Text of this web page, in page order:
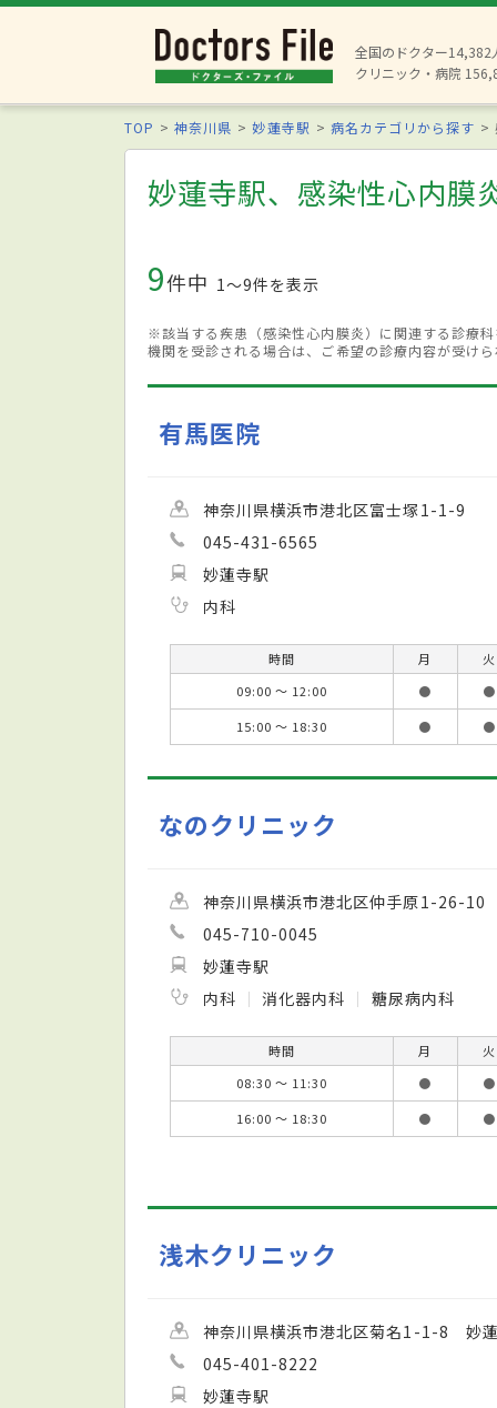
全国のドクター14,382
クリニック・病院
TOP 神奈川県 妙蓮寺駅 病名カテゴリから探す
妙蓮寺駅、感染性心内膜
9件中 1〜9件を表示
※該当する疾患（感染性心内膜炎）に関連する診療
機関を受診される場合は、ご希望の診療内容が受け
有馬医院
神奈川県横浜市港北区富士塚1-1-9
045-431-6565
妙蓮寺駅
内科
時間 月 火
09:00 ～ 12:00
● ●
15:00 ～ 18:30
● ●
なのクリニック
神奈川県横浜市港北区仲手原1-26-10
045-710-0045
妙蓮寺駅
内科
消化器内科 糖尿病内科
時間 月 火
08:30 ～ 11:30
● ●
16:00 ～ 18:30
● ●
浅木クリニック
神奈川県横浜市港北区菊名1-1-8 妙
045-401-8222
妙蓮寺駅